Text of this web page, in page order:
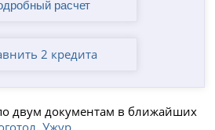
2 кредита
двум документам в ближайших
,Ужур.